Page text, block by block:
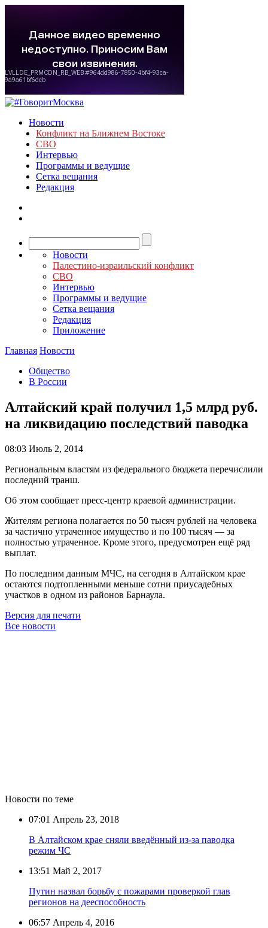
Новости
Конфликт на Ближнем Востоке
СВО
Интервью
Программы и ведущие
Сетка вещания
Редакция
Новости
Палестино-израильский конфликт
СВО
Интервью
Программы и ведущие
Сетка вещания
Редакция
Приложение
Главная Новости
Общество
В России
Алтайский край получил 1,5 млрд руб.
на ликвидацию последствий паводка
08:03 Июль 2, 2014
Региональным властям из федерального бюджета перечислили
последний транш.
Об этом сообщает пресс-центр краевой администрации.
Жителям региона полагается по 50 тысяч рублей на человека
за частично утраченное имущество и по 100 тысяч — за
полностью утраченное. Кроме этого, предусмотрен ещё ряд
выплат.
По последним данным МЧС, на сегодня в Алтайском крае
остаются подтопленными меньше сотни приусадебных
участков в одном из районов Барнаула.
Версия для печати
Все новости
Новости по теме
07:01 Апрель 23, 2018
В Алтайском крае сняли введённый из-за паводка
режим ЧС
13:51 Май 2, 2017
Путин назвал борьбу с пожарами проверкой глав
регионов на дееспособность
06:57 Апрель 4, 2016